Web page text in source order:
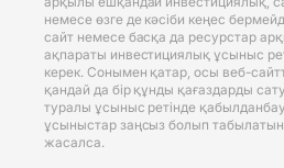
немесе өзге де кәсіби кеңес
сайт немесе басқа да ресурстар
ақпараты инвестициялық ұсыныс
керек. Сонымен қатар, осы веб-
қандай да бір құнды қағаздарды
туралы ұсыныс ретінде
ұсыныстар заңсыз болып
жасалса.